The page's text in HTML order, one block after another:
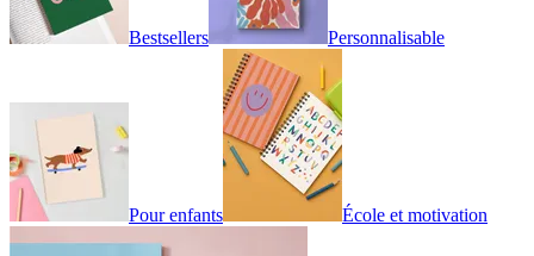
Bestsellers Personnalisable
Pour enfants École et motivation